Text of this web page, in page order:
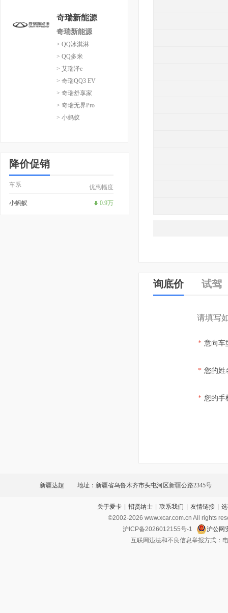
奇瑞新能源
奇瑞新能源
> QQ冰淇淋
> QQ多米
> 艾瑞泽e
> 奇瑞QQ3 EV
> 奇瑞舒享家
> 奇瑞无界Pro
> 小蚂蚁
降价促销
车系 优惠幅度
小蚂蚁 0.9万
询底价 试驾
请填写
* 意向车
* 您的姓
* 您的手
新疆达超 地址：新疆省乌鲁木齐市头屯河区新疆公路2345号
关于爱卡 | 招贤纳士 | 联系我们 | 友情链接 |
©2002-2026 www.xcar.com.cn All rights
沪ICP备2026012155号-1
沪公网
互联网违法和不良信息举报方式：